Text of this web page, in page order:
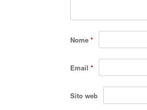
Nome *
Email *
Sito web